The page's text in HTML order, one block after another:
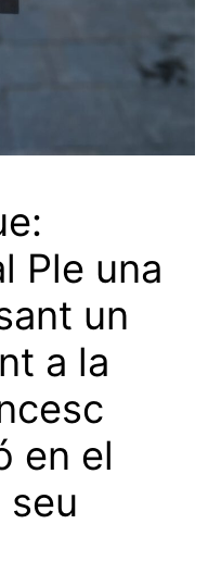
Ple una
un
a la
en el